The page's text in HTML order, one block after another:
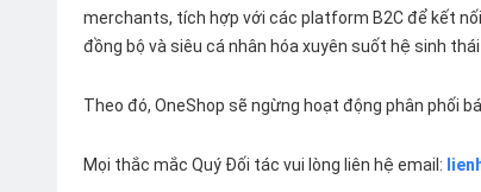
merchants, tích hợp với các platform B2C để kết
đồng bộ và siêu cá nhân hóa xuyên suốt hệ sinh thái
Theo đó, OneShop sẽ ngừng hoạt động phân phối
Mọi thắc mắc Quý Đối tác vui lòng liên hệ email: